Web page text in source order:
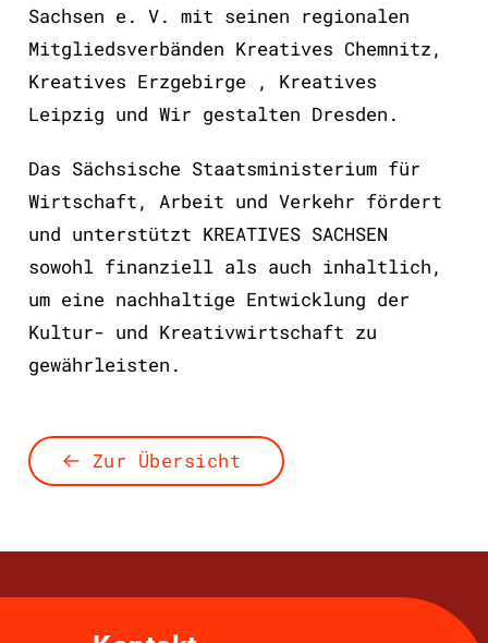
Sachsen e. V. mit seinen regionalen
Mitgliedsverbänden Kreatives Chemnitz,
Kreatives Erzgebirge , Kreatives
Leipzig und Wir gestalten Dresden.
Das Sächsische Staatsministerium für
Wirtschaft, Arbeit und Verkehr fördert
und unterstützt KREATIVES SACHSEN
sowohl finanziell als auch inhaltlich,
um eine nachhaltige Entwicklung der
Kultur- und Kreativwirtschaft zu
gewährleisten.
Zur Übersicht